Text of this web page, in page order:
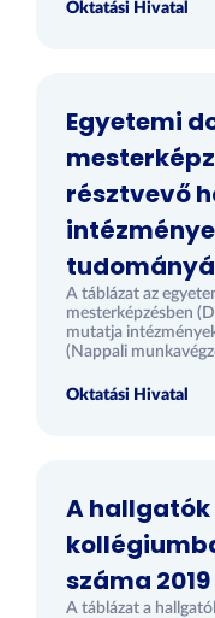
Oktatási Hivatal
Egyetemi
résztvevő
A táblázat az
mesterképzésben
mutatja
(Nappali
Oktatási Hivatal
A
száma 2019
A táblázat a